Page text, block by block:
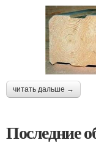
читать дальше →
Последние